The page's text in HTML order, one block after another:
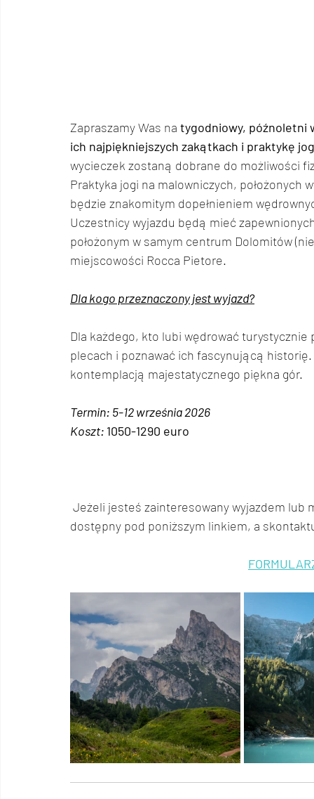
Zapraszamy Was na tygodniowy, późnoletni
ich najpiękniejszych zakątkach i praktykę
wycieczek zostaną dobrane do możliwości
Praktyka jogi na malowniczych, położonych
będzie znakomitym dopełnieniem
Uczestnicy wyjazdu będą mieć
położonym w samym centrum Dolomitów
miejscowości Rocca Pietore.
Dla kogo przeznaczony jest wyjazd?
Dla każdego, kto lubi wędrować
plecach i poznawać ich fascynującą
kontemplacją majestatycznego piękna gór.
Termin: 5-12 września 2026
Koszt: 1050-1290 euro
Jeżeli jesteś zainteresowany wyjazdem lub
dostępny pod poniższym linkiem, a